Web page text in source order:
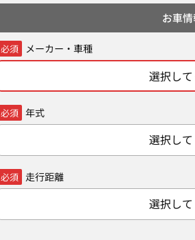
お車
必須 メーカー・車種
選択し
必須 年式
選択し
必須 走行距離
選択し